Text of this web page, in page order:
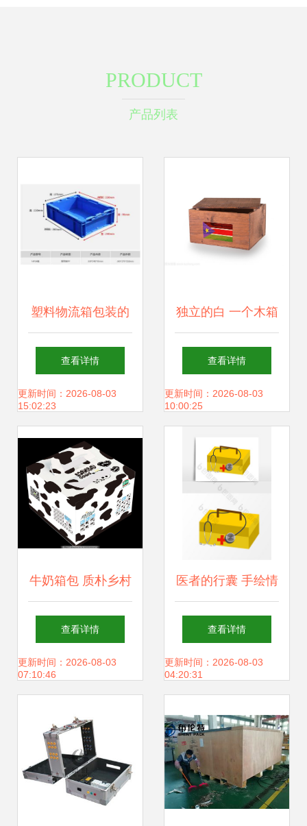
PRODUCT
产品列表
塑料物流箱包装的
全面解析
查看详情
更新时间：2026-08-03
15:02:23
独立的白 一个木箱
的静默叙事
查看详情
更新时间：2026-08-03
10:00:25
牛奶箱包 质朴乡村
与现代创意的奇妙
邂逅
查看详情
更新时间：2026-08-03
07:10:46
医者的行囊 手绘情
感的温度与医学的
重担
查看详情
更新时间：2026-08-03
04:20:31